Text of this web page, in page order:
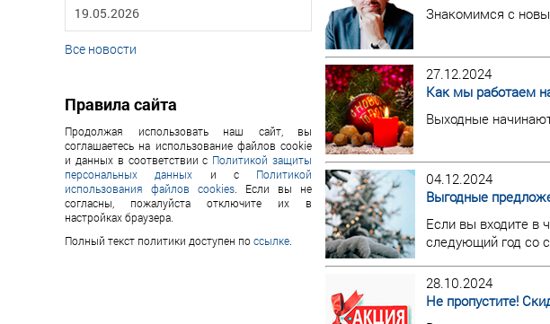
19.05.2026
Все новости
Правила сайта
Продолжая использовать наш сайт, вы
соглашаетесь на использование файлов cookie
и данных в соответствии с Политикой защиты
персональных данных и с Политикой
использования файлов cookies . Если вы не
согласны, пожалуйста отключите их в
настройках браузера.
Полный текст политики доступен поссылке
Знакомимся с
27.12.2024
Как мы работаем
Выходные
04.12.2024
Выгодные
Если вы входите в
следующий год со
28.10.2024
Не пропустите!